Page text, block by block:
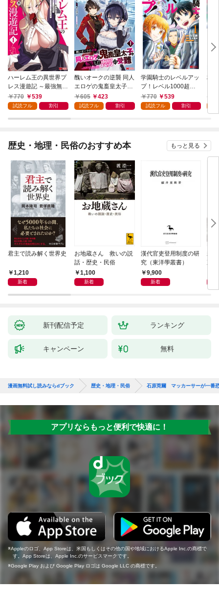
ハーレム王の異世界プ
レス漫遊記 ～最強無双
のおじさんはあらゆる
種族を嫁にする～（コ
770 539
試読フル 割引
醜いオークの逆襲 同人
エロゲの鬼畜皇太子に
転生した喪男の受難
（コミック） 1
605 423
試読フル 割引
学園騎士のレベルアッ
プ！レベル1000超え
の転生者、落ちこぼれ
クラスに入学。そし
770 539
試読フル 割引
村
歴史・地理・民俗のおすすめ本 もっと見る
君主で読み解く世界史
1,210
新着
お地蔵さん 救いの説
話・歴史・民俗
1,100
新着
漢代官吏登用制度の研
究（東洋學叢書）
9,900
新着
親
直
新刊配信予定 ランキング
キャンペーン 無料
漫画無料試し読みならdブック 歴史・地理・民俗 石原莞爾 マッカーサーが一番
アプリならもっと便利で快適に！
Appleのロゴ、App Storeは、米国もしくはその他の国や地域におけるApple Inc.の商標で
す。App Storeは、Apple Inc.のサービスマークです。
Google Play および Google Play ロゴは Google LLC の商標です。